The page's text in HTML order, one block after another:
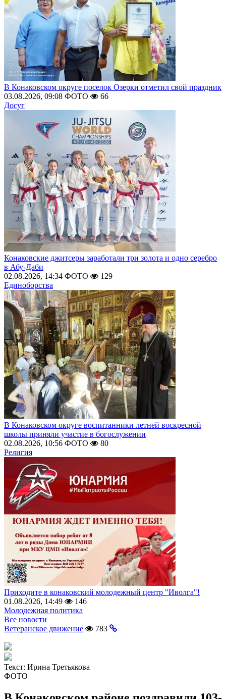
В Конаковском округе поселок Озерки отметил свой праздник
03.08.2026, 09:08 ФОТО
66
Досуг
Конаковские джитсеры заработали три золота и одно серебро
в Абу-Даби
02.08.2026, 14:34 ФОТО
129
Единоборства
В Конаковском округе воспитанники летней воскресной
школы приняли участие в богослужении
02.08.2026, 10:56 ФОТО
80
Религия
Приходите в конаковский молодежный центр "Иволга"!
01.08.2026, 14:49
146
Молодежная политика
Все новости
Ветеранское движение
783
Текст: Ирина Третьякова
ФОТО